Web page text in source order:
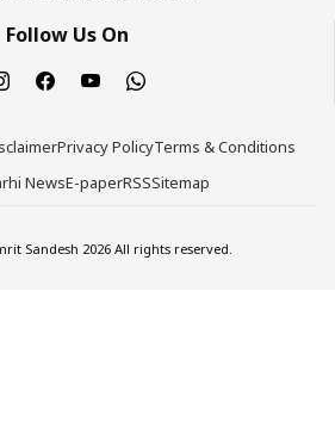
Follow Us On
Privacy PolicyTerms & Conditions
NewsE-paperRSSSitemap
Sandesh 2026 All rights reserved.